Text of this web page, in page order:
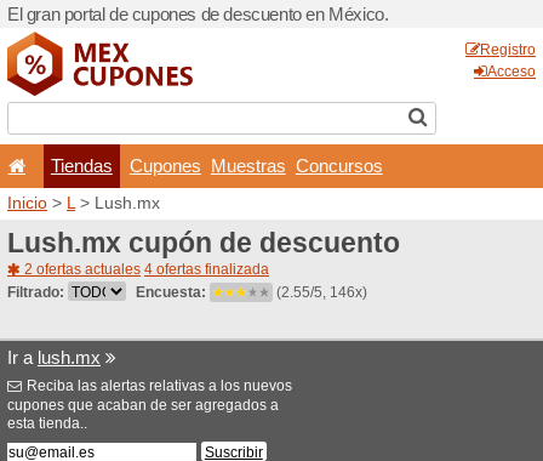
El gran portal de cupones
Tiendas